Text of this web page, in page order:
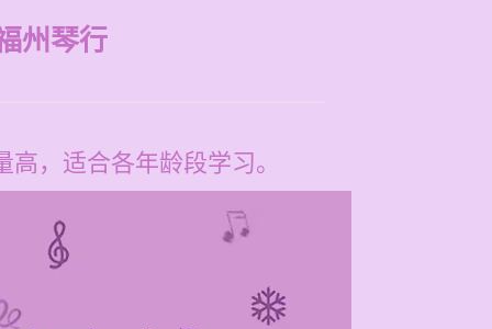
州琴行
，适合各年龄段学习。